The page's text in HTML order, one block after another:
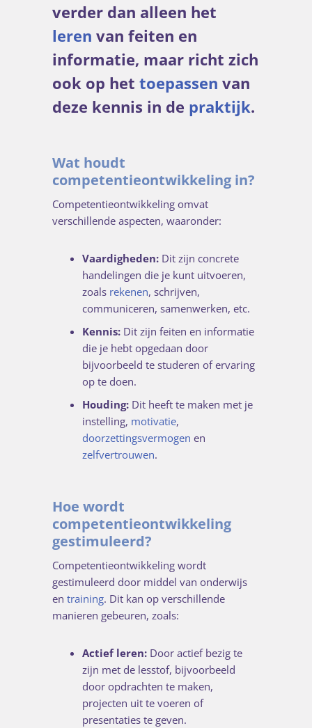
verder dan alleen het
leren van feiten en
informatie, maar richt zich
ook op het toepassen van
deze kennis in de praktijk.
Wat houdt
competentieontwikkeling in?
Competentieontwikkeling omvat
verschillende aspecten, waaronder:
Vaardigheden:Dit zijn concrete
handelingen die je kunt uitvoeren,
zoals rekenen, schrijven,
communiceren, samenwerken, etc.
Kennis:Dit zijn feiten en informatie
die je hebt opgedaan door
bijvoorbeeld te studeren of ervaring
op te doen.
Houding:Dit heeft te maken met je
instelling, motivatie,
doorzettingsvermogen en
zelfvertrouwen.
Hoe wordt
competentieontwikkeling
gestimuleerd?
Competentieontwikkeling wordt
gestimuleerd door middel van onderwijs
en training. Dit kan op verschillende
manieren gebeuren, zoals:
Actief leren:Door actief bezig te
zijn met de lesstof, bijvoorbeeld
door opdrachten te maken,
projecten uit te voeren of
presentaties te geven.